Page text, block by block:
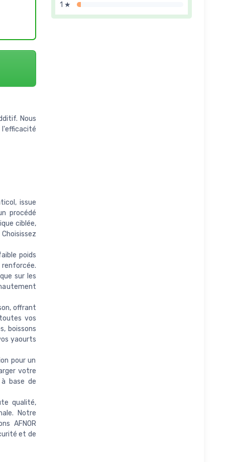
1 ★
Nous
l'efficacité
issue
procédé
ciblée,
poids
sur les
offrant
vos
boissons
yaourts
pour un
votre
base de
qualité,
Notre
AFNOR
et de